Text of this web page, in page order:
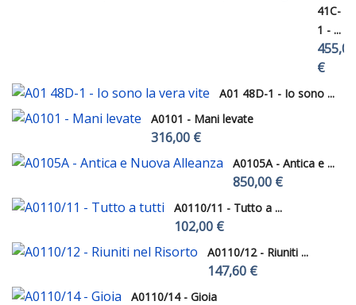
41C-
1 - ...
455,00
€
A01 48D-1 - Io sono ...
A0101 - Mani levate
316,00 €
A0105A - Antica e ...
850,00 €
A0110/11 - Tutto a ...
102,00 €
A0110/12 - Riuniti ...
147,60 €
A0110/14 - Gioia